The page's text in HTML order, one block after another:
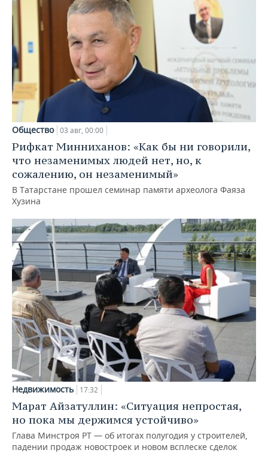
Общество 03 авг, 00:00
Рифкат Минниханов: «Как бы ни говорили,
что незаменимых людей нет, но, к
сожалению, он незаменимый»
В Татарстане прошел семинар памяти археолога Фаяза
Хузина
Недвижимость 17:32
Марат Айзатуллин: «Ситуация непростая,
но пока мы держимся устойчиво»
Глава Минстроя РТ — об итогах полугодия у строителей,
падении продаж новостроек и новом всплеске сделок